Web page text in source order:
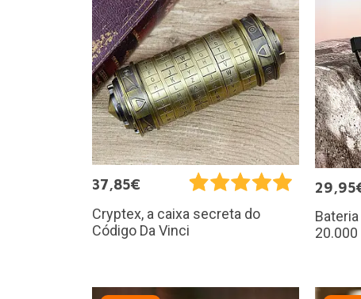
37,85€
Cryptex, a caixa secreta do
Código Da Vinci
20.000